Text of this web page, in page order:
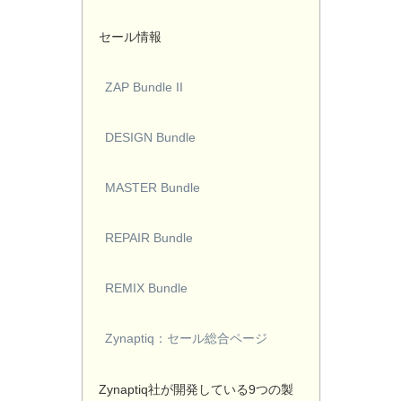
セール情報
ZAP Bundle II
DESIGN Bundle
MASTER Bundle
REPAIR Bundle
REMIX Bundle
Zynaptiq：セール総合ページ
Zynaptiq社が開発している9つの製